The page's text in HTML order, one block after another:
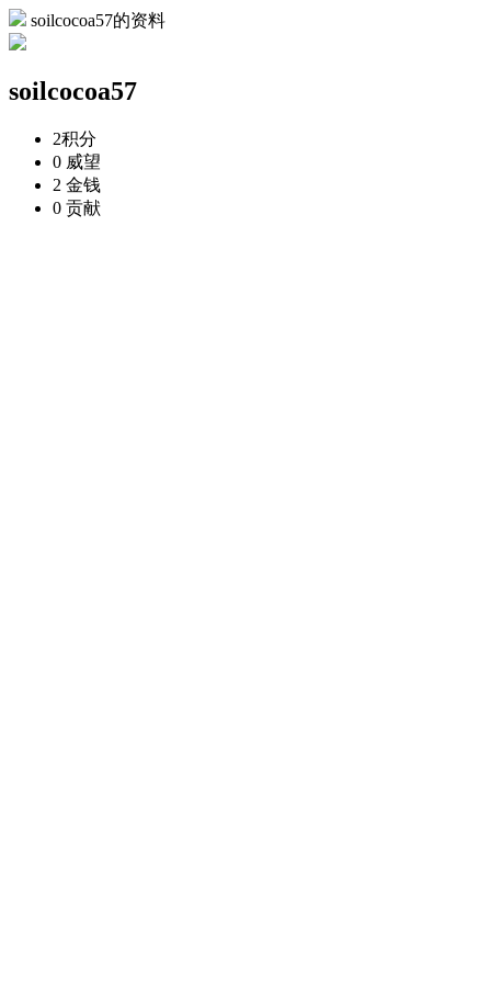
soilcocoa57的资料
soilcocoa57
2积分
0 威望
2 金钱
0 贡献